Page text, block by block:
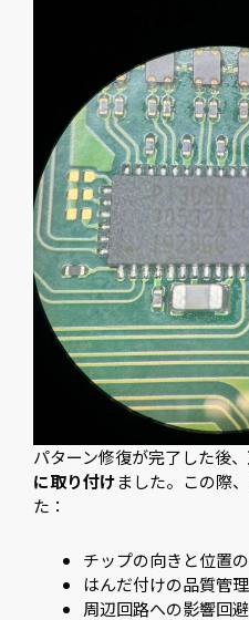
パターン修復が完了した後、
に取り付けました。この際
た：
チップの向きと位置
はんだ付けの品質管理
周辺回路への影響回避